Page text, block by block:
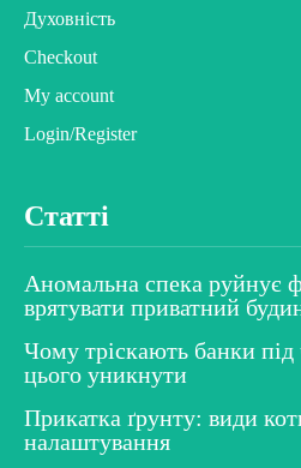
Духовність
Checkout
My account
Login/Register
Статті
Аномальна спека руйнує
врятувати приватний
Чому тріскають банки під
цього уникнути
Прикатка ґрунту: види
налаштування